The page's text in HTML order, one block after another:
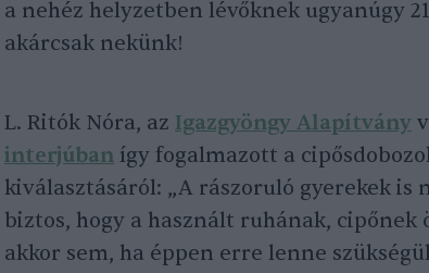
a nehéz helyzetben lévőknek ugyanúgy
akárcsak nekünk!
L. Ritók Nóra, az Igazgyöngy Alapítvány
interjúban így fogalmazott a
kiválasztásáról: „A rászoruló gyerekek is
biztos, hogy a használt ruhának, cipőnek
akkor sem, ha éppen erre lenne